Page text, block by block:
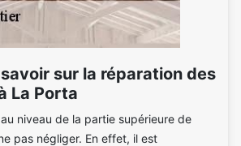
sur la réparation des
La Porta
niveau de la partie supérieure de
pas négliger. En effet, il est